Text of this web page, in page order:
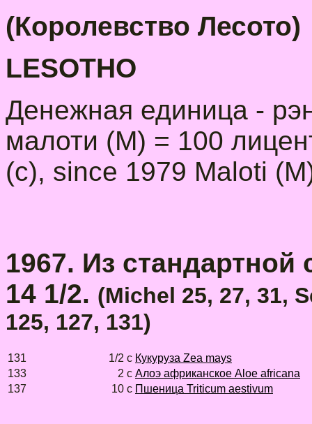
(Королевство Лесото)
LESOTHO
Денежная единица -
малоти (М) = 100
(c), since 1979 Maloti
1967. Из
14 1/2. (Michel 25, 27, 31,
125, 127, 131)
131 1/2 с Кукуруза Zea mays
133
2 с Алоэ африканское Aloe africana
137
10 с Пшеница Triticum aestivum